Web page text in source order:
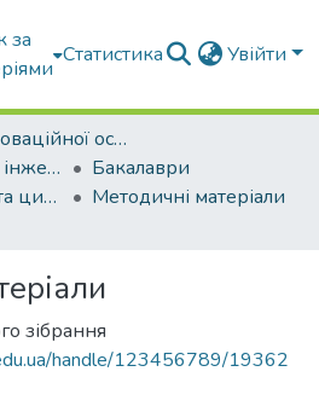
за
Статистика Увійти
Інститут інноваційної освіти Київського національного університету будівництва і архітектури
Кафедра цивільної інженерії
Бакалаври
G19 «Будівництво та цивільна інженерія» ОПП «Водопостачання та водовідведення»
Методичні матеріали
зібрання
handle/123456789/19362